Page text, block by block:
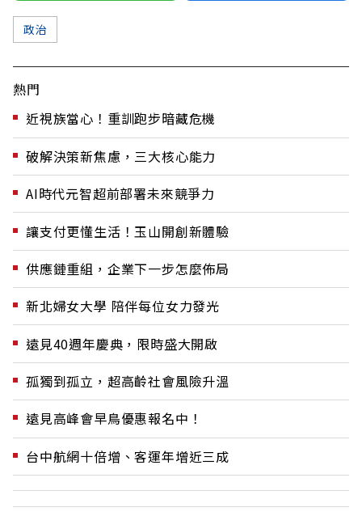
政治
熱門
近視族當心！重訓跑步暗藏危機
破解決策新焦慮，三大核心能力
AI時代元智超前部署未來競爭力
讓支付更懂生活！玉山開創新體驗
供應鏈重組，企業下一步怎麼佈局
新北婦女大學 陪伴每位女力發光
遠見40週年慶典，限時盛大開啟
孤獨到孤立，超高齡社會風險升溫
遠見高峰會早鳥優惠報名中！
台中航網十倍增、客運年增近三成